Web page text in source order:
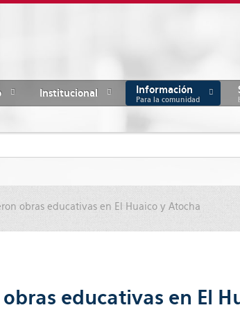
Institucional Información
Para la comunidad
obras educativas en El Huaico y Atocha
educativas en El